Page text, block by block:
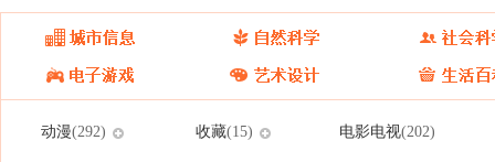
动漫(292) 收藏(15) 电影电视(202)